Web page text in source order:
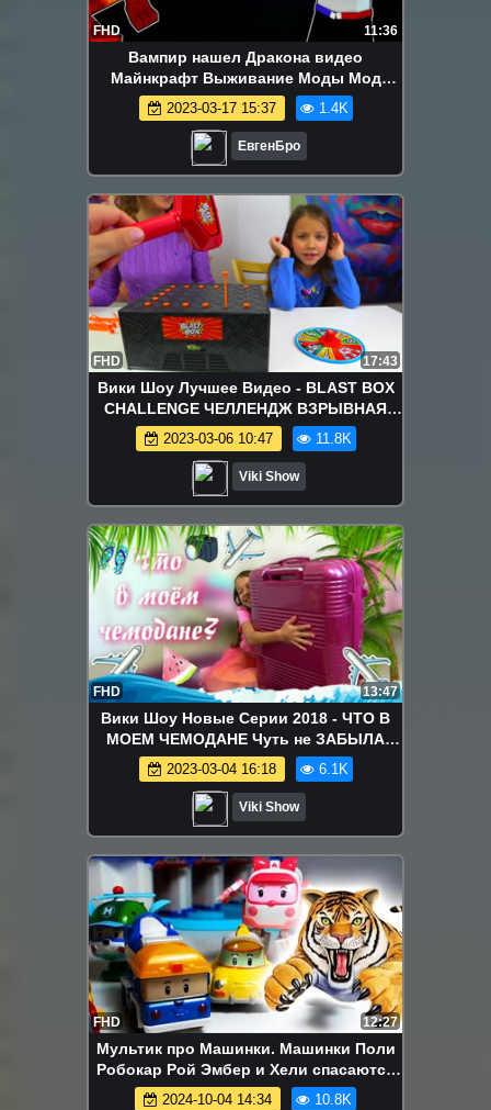
FHD 11:36
Вампир нашел Дракона видео
Майнкрафт Выживание Моды Мод
Майнкрафте Хоррор Карты
2023-03-17 15:37 1.4K
ЕвгенБро
FHD 17:43
Вики Шоу Лучшее Видео - BLAST BOX
CHALLENGE ЧЕЛЛЕНДЖ ВЗРЫВНАЯ
КОРОБОЧКА с Папой Кто Вылетит Из
Игры // Вики Шоу
2023-03-06 10:47 11.8K
Viki Show
FHD 13:47
Вики Шоу Новые Серии 2018 - ЧТО В
МОЕМ ЧЕМОДАНЕ Чуть не ЗАБЫЛА
Самое Главное Собираю Вещи в
ОТПУСК / Вики Шоу
2023-03-04 16:18 6.1K
Viki Show
FHD 12:27
Мультик про Машинки. Машинки Поли
Робокар Рой Эмбер и Хели спасаются
от Диких Зверей Игрушки ТВ
2024-10-04 14:34 10.8K